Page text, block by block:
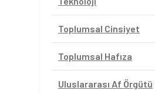
Toplumsal Cinsiyet
Toplumsal Hafıza
Uluslararası Af Örgütü